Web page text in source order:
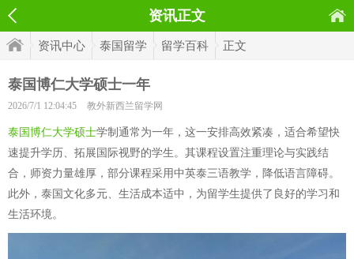
资讯正文
资讯中心 泰国留学 留学百科 正文
泰国博仁大学硕士一年
2026/7/1 12:04:45 教外新西兰留学网
泰国博仁大学硕士学制通常为一年，这一安排高效紧凑，适合希望快
速提升学历、拓展国际视野的学生。其课程设置注重理论与实践结
合，师资力量雄厚，部分课程采用中英泰三语教学，降低语言障碍。
此外，泰国文化多元、生活成本适中，为留学生提供了良好的学习和
生活环境。